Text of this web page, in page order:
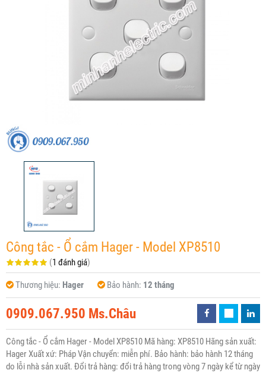
Công tắc - Ổ cắm Hager - Model XP8510
(1 đánh giá)
Thương hiệu: Hager Bảo hành: 12 tháng
0909.067.950 Ms.Châu
Công tắc - Ổ cắm Hager - Model XP8510 Mã hàng: XP8510 Hãng sản xuất:
Hager Xuất xứ: Pháp Vận chuyển: miễn phí. Bảo hành: bảo hành 12 tháng
do lỗi nhà sản xuất. Đổi trả hàng: đổi trả hàng trong vòng 7 ngày kể từ ngày